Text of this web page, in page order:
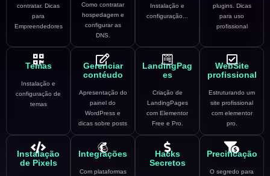
contratar. Dicas
para
Empreendedores
Como contratar
hospedagem e
configurar as
DNS.
Instalação e
configuração...
plugins. Dicas
para uso
profissional
Temas
Instalação e
configuração de
temas
Gerenciar
contéudo
Apresentação do
painel do
WordPress e
dicas sobre posts
LandingPag
es
Criação de
LandingPages
com Elementor
Free e Pro.
WebSite
profissional
Estruturando um
site profissional
com elementor
pro.
Instalação
de Pixels
Integrações
Com plataformas
Hacks
Secretos
Precificação
O segredo para